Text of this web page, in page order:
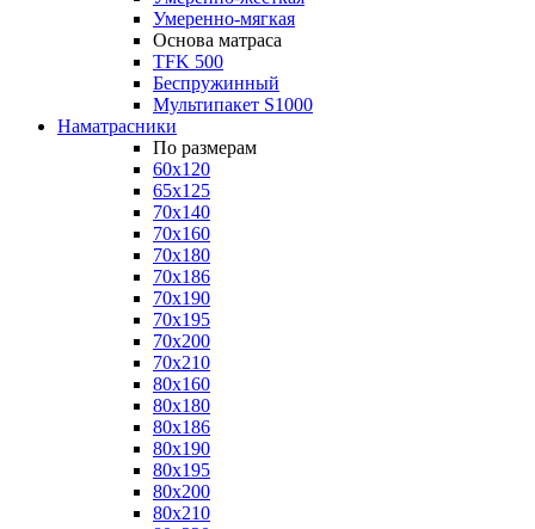
Умеренно-мягкая
Основа матраса
TFK 500
Беспружинный
Мультипакет S1000
Наматрасники
По размерам
60x120
65x125
70x140
70x160
70x180
70x186
70x190
70x195
70x200
70x210
80x160
80x180
80x186
80x190
80x195
80x200
80x210